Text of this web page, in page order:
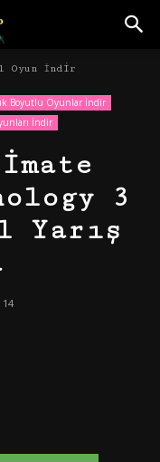
Oyun İndir
Boyutlu Oyunlar İndir
İndir
3
14